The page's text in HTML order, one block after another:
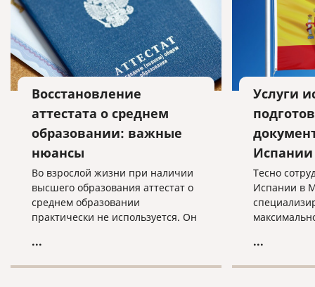
Восстановление
аттестата о среднем
образовании: важные
нюансы
Во взрослой жизни при наличии
высшего образования аттестат о
среднем образовании
практически не используется. Он
учебное заведение, редко - при
...
Услуги
Испании
Тесно
Испании в
...